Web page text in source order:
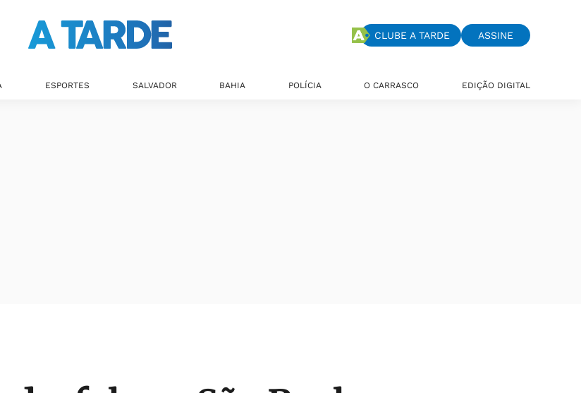
CLUBE A TARDE ASSINE
ESPORTES SALVADOR BAHIA POLÍCIA O CARRASCO EDIÇÃO DIGITAL